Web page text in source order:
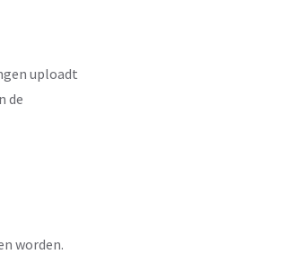
uploadt
de
worden.